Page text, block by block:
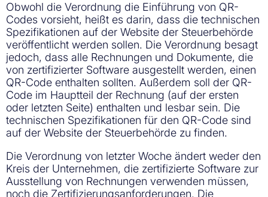
Obwohl die Verordnung die Einführung von QR-
Codes vorsieht, heißt es darin, dass die technischen
Spezifikationen auf der Website der Steuerbehörde
veröffentlicht werden sollen. Die Verordnung besagt
jedoch, dass alle Rechnungen und Dokumente, die
von zertifizierter Software ausgestellt werden, einen
QR-Code enthalten sollten. Außerdem soll der QR-
Code im Hauptteil der Rechnung (auf der ersten
oder letzten Seite) enthalten und lesbar sein. Die
technischen Spezifikationen für den QR-Code sind
auf der Website der Steuerbehörde zu finden.
Die Verordnung von letzter Woche ändert weder den
Kreis der Unternehmen, die zertifizierte Software zur
Ausstellung von Rechnungen verwenden müssen,
noch die Zertifizierungsanforderungen. Die